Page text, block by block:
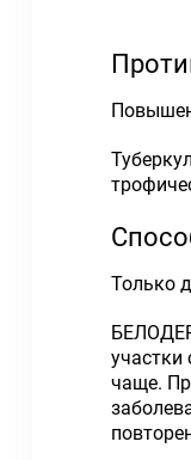
Только
участки
чаще.